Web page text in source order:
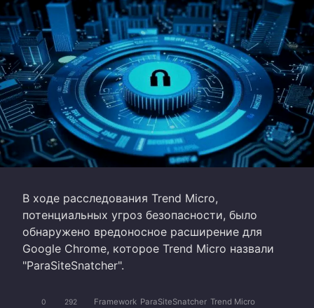
В ходе расследования Trend Micro,
потенциальных угроз безопасности, было
обнаружено вредоносное расширение для
Google Chrome, которое Trend Micro назвали
"ParaSiteSnatcher".
0 292 Framework ParaSiteSnatcher Trend Micro